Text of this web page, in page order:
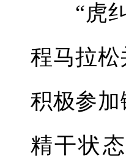
“虎纠
程马拉
积极参
精干状